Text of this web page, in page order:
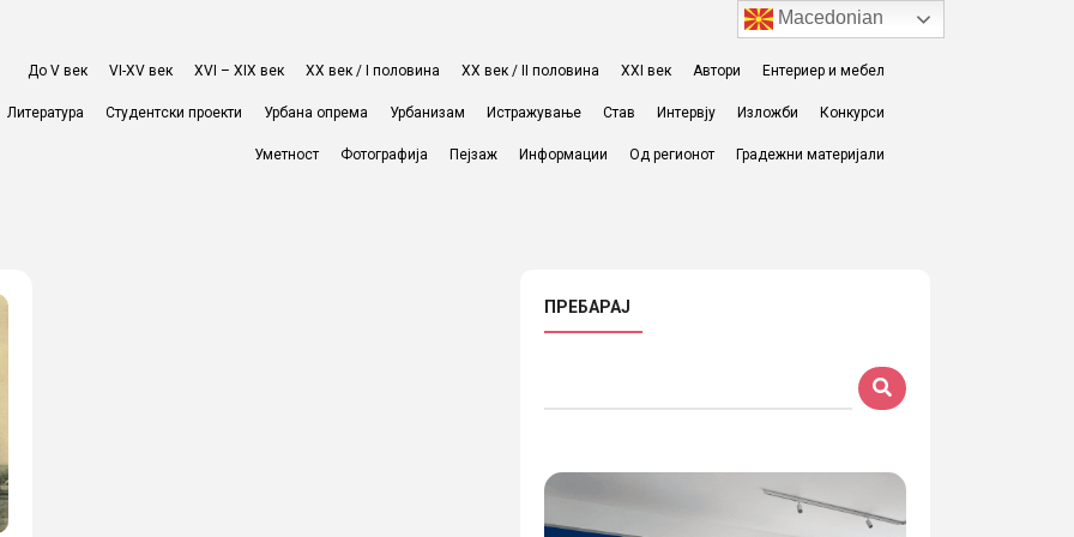
До V век VI-XV век XVI – XIX век ХХ век / I половина ХХ век / II половина XXI век Автори Ентериер и мебел
Литература Студентски проекти Урбана опрема Урбанизам Истражување Став Интервју Изложби Конкурси
Уметност Фотографија Пејзаж Информации Од регионот Градежни материјали
ПРЕБАРАЈ
Macedonian